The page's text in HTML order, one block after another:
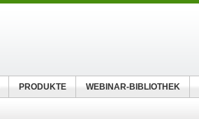
PRODUKTE WEBINAR-BIBLIOTHEK